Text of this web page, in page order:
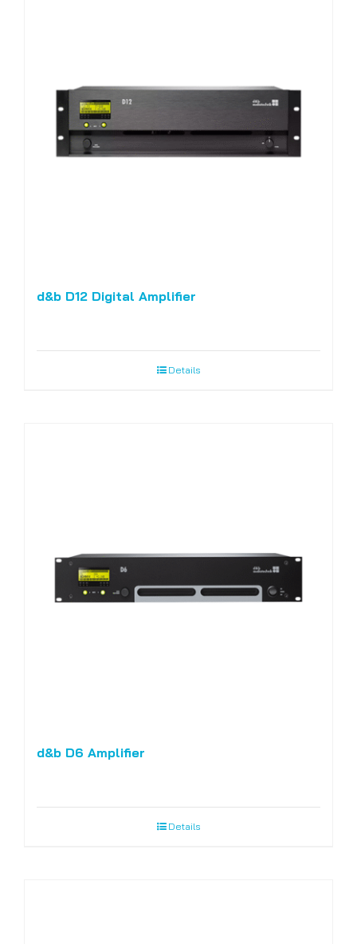
d&b D12 Digital Amplifier
Details
d&b D6 Amplifier
Details